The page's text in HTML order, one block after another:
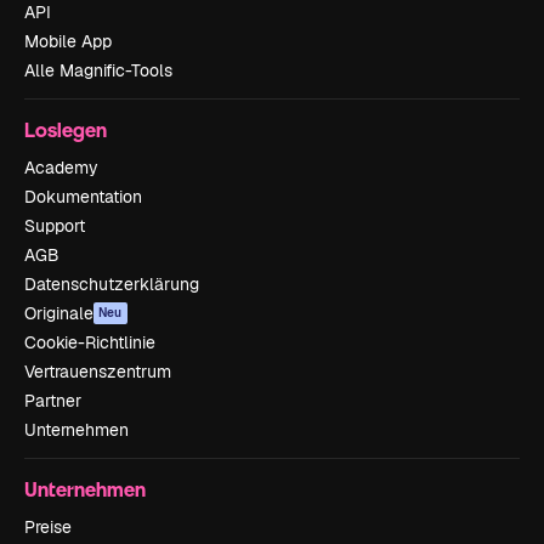
API
Mobile App
Alle Magnific-Tools
Loslegen
Academy
Dokumentation
Support
AGB
Datenschutzerklärung
Originale Neu
Cookie-Richtlinie
Vertrauenszentrum
Partner
Unternehmen
Unternehmen
Preise